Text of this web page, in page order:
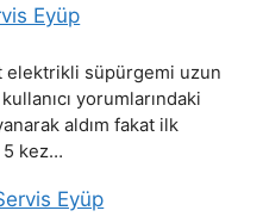
Eyüp
elektrikli süpürgemi uzun
yorumlarındaki
aldım fakat ilk
5 kez…
Eyüp